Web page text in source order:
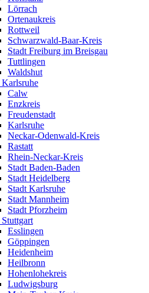
Lörrach
Ortenaukreis
Rottweil
Schwarzwald-Baar-Kreis
Stadt Freiburg im Breisgau
Tuttlingen
Waldshut
Calw
Enzkreis
Freudenstadt
Karlsruhe
Neckar-Odenwald-Kreis
Rastatt
Rhein-Neckar-Kreis
Stadt Baden-Baden
Stadt Heidelberg
Stadt Karlsruhe
Stadt Mannheim
Stadt Pforzheim
Esslingen
Göppingen
Heidenheim
Heilbronn
Hohenlohekreis
Ludwigsburg